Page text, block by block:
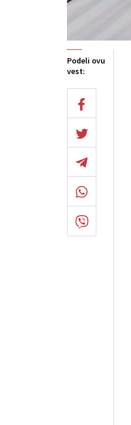
Podeli ovu
vest: